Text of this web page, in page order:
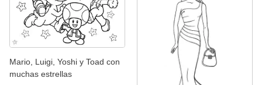
Mario, Luigi, Yoshi y Toad con
muchas estrellas